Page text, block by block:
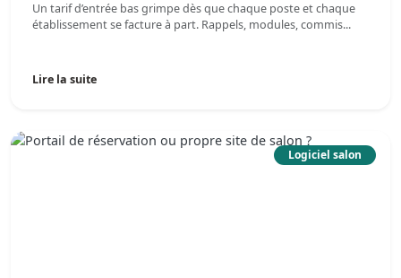
Un tarif d’entrée bas grimpe dès que chaque poste et chaque
établissement se facture à part. Rappels, modules, commis...
Lire la suite
Logiciel salon